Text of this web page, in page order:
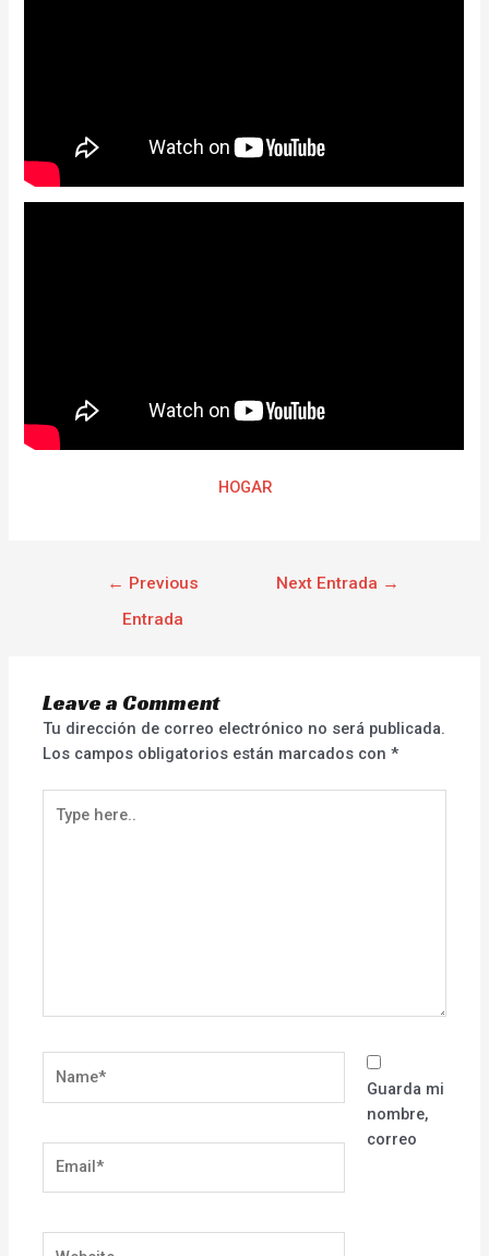
HOGAR
← Previous
Entrada
Next Entrada →
Leave a Comment
Tu dirección de correo electrónico no será publicada.
Los campos obligatorios están marcados con*
here..
Guarda mi
nombre,
correo